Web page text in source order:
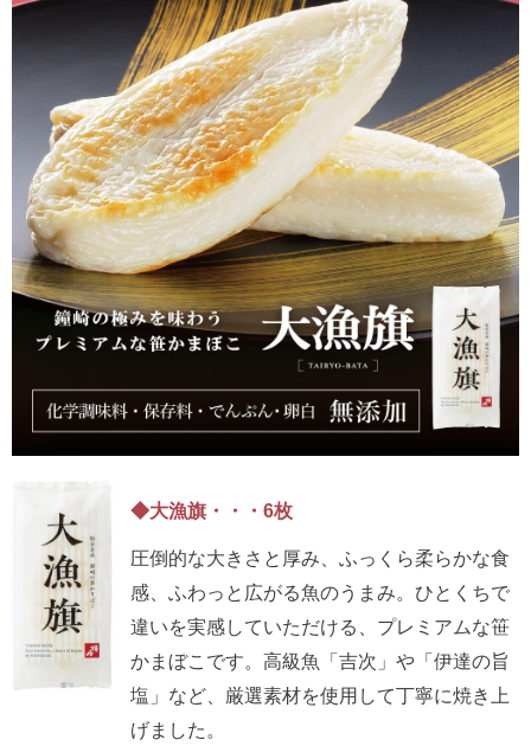
◆大漁旗・・・6枚
圧倒的な大きさと厚み、ふっくら柔らかな食
感、ふわっと広がる魚のうまみ。ひとくちで
違いを実感していただける、プレミアムな笹
かまぼこです。高級魚「吉次」や「伊達の旨
塩」など、厳選素材を使用して丁寧に焼き上
げました。